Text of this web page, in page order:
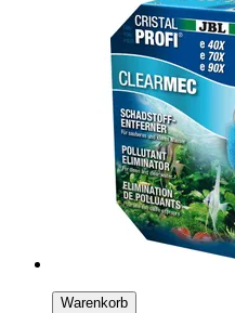
Warenkorb